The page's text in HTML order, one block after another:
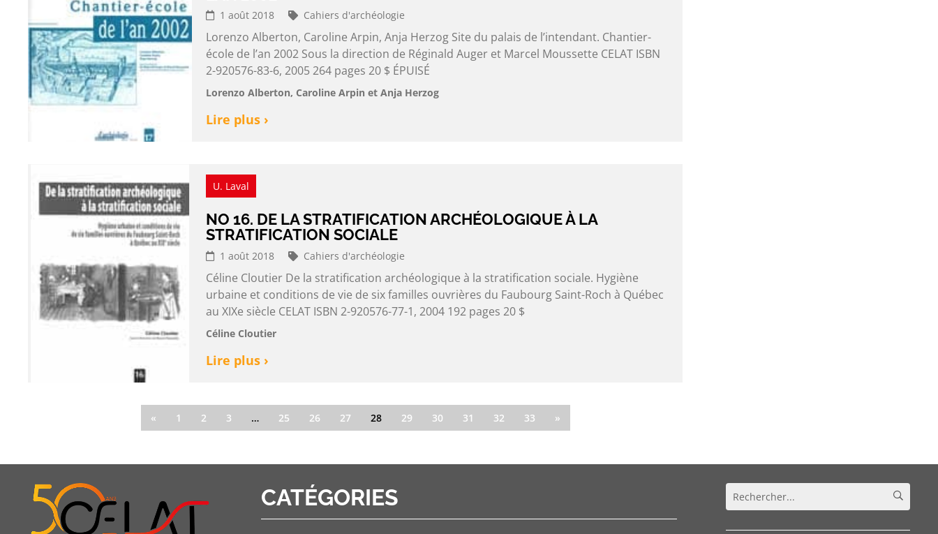
1 août 2018 Cahiers d'archéologie
Lorenzo Alberton, Caroline Arpin, Anja Herzog Site du palais de l’intendant. Chantier-
école de l’an 2002 Sous la direction de Réginald Auger et Marcel Moussette CELAT ISBN
2-920576-83-6, 2005 264 pages 20 $ ÉPUISÉ
Lorenzo Alberton, Caroline Arpin et Anja Herzog
Lire plus ›
U. Laval
NO 16. DE LA STRATIFICATION ARCHÉOLOGIQUE À LA
STRATIFICATION SOCIALE
1 août 2018 Cahiers d'archéologie
Céline Cloutier De la stratification archéologique à la stratification sociale. Hygiène
urbaine et conditions de vie de six familles ouvrières du Faubourg Saint-Roch à Québec
au XIXe siècle CELAT ISBN 2-920576-77-1, 2004 192 pages 20 $
Céline Cloutier
Lire plus ›
« 1 2 3 … 25 26 27 28 29 30 31 32 33 »
CATÉGORIES